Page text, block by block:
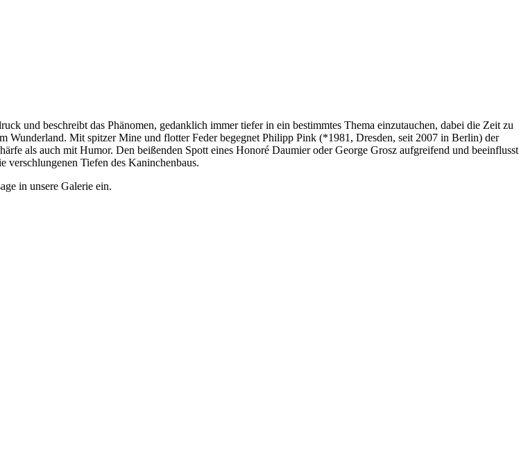
und beschreibt das Phänomen, gedanklich immer tiefer in ein bestimmtes Thema einzutauchen, dabei die Zeit zu
Mit spitzer Mine und flotter Feder begegnet Philipp Pink (*1981, Dresden, seit 2007 in Berlin) der
als auch mit Humor. Den beißenden Spott eines Honoré Daumier oder George Grosz aufgreifend und beeinflusst
Tiefen des Kaninchenbaus.
in unsere Galerie ein.